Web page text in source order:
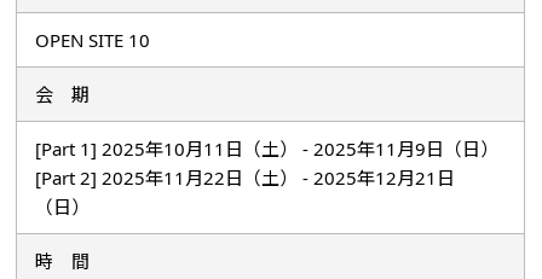
OPEN SITE 10
会 期
[Part 1] 2025年10月11日（土） - 2025年11月9日（日）
[Part 2] 2025年11月22日（土） - 2025年12月21日
（日）
時 間